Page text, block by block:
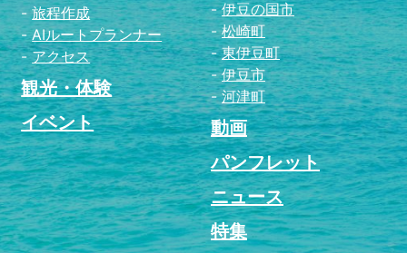
旅程作成
AIルートプランナー
アクセス
観光・体験
イベント
伊豆の国市
松崎町
東伊豆町
伊豆市
河津町
動画
パンフレット
ニュース
特集